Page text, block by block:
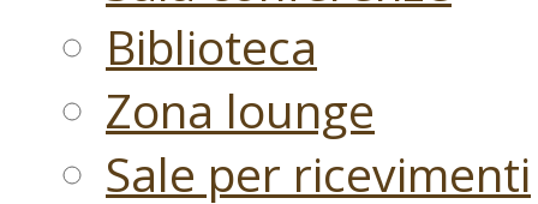
Biblioteca
Zona lounge
Sale per ricevimenti